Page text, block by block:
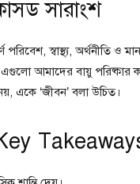
সারাংশ
স্বাস্থ্য, অর্থনীতি ও
আমাদের বায়ু পরিষ্কার
একে ‘জীবন’ বলা উচিত।